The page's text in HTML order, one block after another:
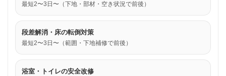
最短2〜3日〜（下地・部材・空き状況で前後）
段差解消・床の転倒対策
最短2〜3日〜（範囲・下地補修で前後）
浴室・トイレの安全改修